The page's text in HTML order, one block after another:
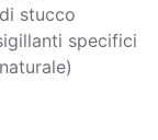
stucco
specifici